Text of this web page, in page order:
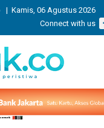
| Kamis, 06 Agustus 2026
Connect with us